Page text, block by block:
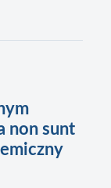
non sunt